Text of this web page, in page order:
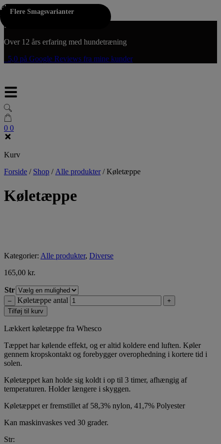
Hop til indholdet
Fri fragt på køb over 300,-
Over 12 års erfaring med hundetræning
5,0 på Google Reviews fra mine kunder
0 0
Kurv
Forside / Shop / Alle produkter /Køletæppe
Køletæppe
Kategorier: Alle produkter, Diverse
165,00 kr.
Str
– Køletæppe antal
+
Tilføj til kurv
Lækkert køletæppe fra Whesco
Tæppet har kølende effekt, og er altid koldere end luften. Køler
gennem kropskontakt og forebygger overophedning i kortere tid i
solen.
Køletæppet kan holde sig koldt i op til 3 timer, afhængig af
temperaturen. Holder længere i skyggen.
Køletæppet er fremstillet af 58,3% nylon, 41,7% Polyester
Kan maskinvaskes ved 30 grader.
Str:
Flere Smagsvarianter
Flere Farver
Flere Farver
Flere Farver
Flere Farver